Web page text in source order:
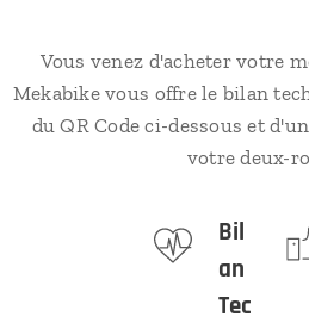
Vous venez d'acheter votre
Mekabike vous offre le bilan
du QR Code ci-dessous et
votre deux-
Bil
an
Tec